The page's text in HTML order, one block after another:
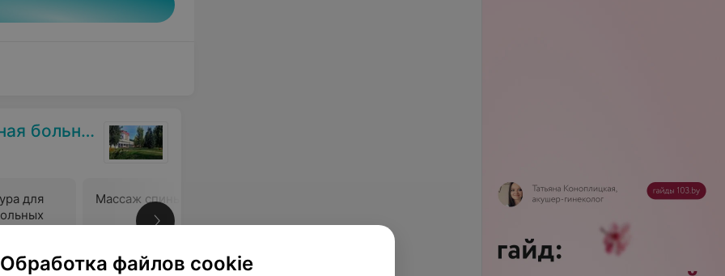
больница
для
Массаж спины
Цена по запросу
Все цены
Обработка файлов cookie